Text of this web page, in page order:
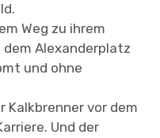
Weg zu ihrem
Alexanderplatz
und ohne
Kalkbrenner vor dem
Und der